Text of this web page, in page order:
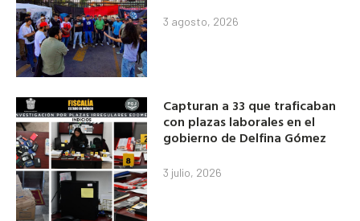
3 agosto, 2026
Capturan a 33 que traficaban
con plazas laborales en el
gobierno de Delfina Gómez
3 julio, 2026